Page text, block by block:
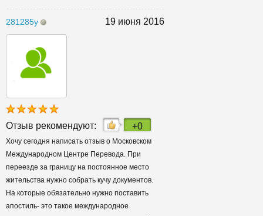
281285y 19 июня 2016
Отзыв рекомендуют: +0
Хочу сегодня написать отзыв о Московском
Международном Центре Перевода. При
переезде за границу на постоянное место
жительства нужно собрать кучу документов.
На которые обязательно нужно поставить
апостиль- это такое международное